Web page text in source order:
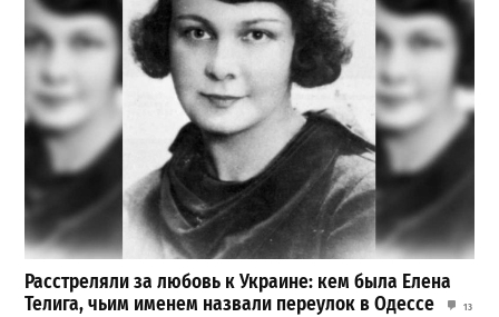
Расстреляли за любовь к Украине: кем была Елена
Телига, чьим именем назвали переулок в Одессе
13